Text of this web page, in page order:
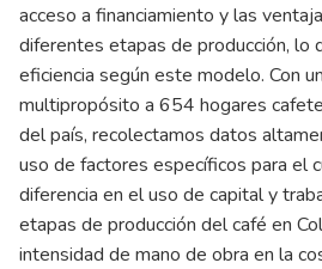
acceso a financiamiento y las
diferentes etapas de producción, lo
eficiencia según este modelo. Con
multipropósito a 654 hogares
del país, recolectamos datos
uso de factores específicos para el
diferencia en el uso de capital y
etapas de producción del café en
intensidad de mano de obra en la